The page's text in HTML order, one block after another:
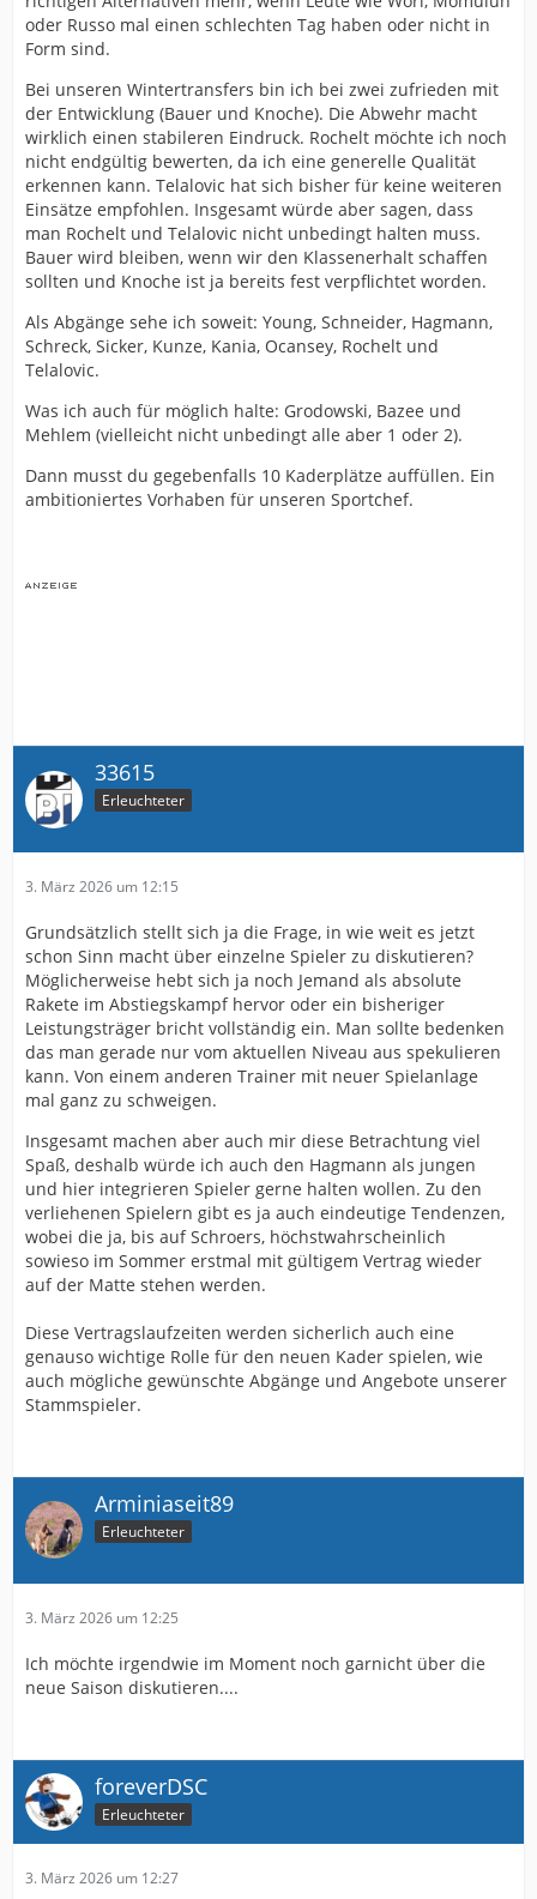
oder Russo mal einen schlechten Tag haben oder nicht in
Form sind.
Bei unseren Wintertransfers bin ich bei zwei zufrieden mit
der Entwicklung (Bauer und Knoche). Die Abwehr macht
wirklich einen stabileren Eindruck. Rochelt möchte ich noch
nicht endgültig bewerten, da ich eine generelle Qualität
erkennen kann. Telalovic hat sich bisher für keine weiteren
Einsätze empfohlen. Insgesamt würde aber sagen, dass
man Rochelt und Telalovic nicht unbedingt halten muss.
Bauer wird bleiben, wenn wir den Klassenerhalt schaffen
sollten und Knoche ist ja bereits fest verpflichtet worden.
Als Abgänge sehe ich soweit: Young, Schneider, Hagmann,
Schreck, Sicker, Kunze, Kania, Ocansey, Rochelt und
Telalovic.
Was ich auch für möglich halte: Grodowski, Bazee und
Mehlem (vielleicht nicht unbedingt alle aber 1 oder 2).
Dann musst du gegebenfalls 10 Kaderplätze auffüllen. Ein
ambitioniertes Vorhaben für unseren Sportchef.
33615
Erleuchteter
3. März 2026 um 12:15
Grundsätzlich stellt sich ja die Frage, in wie weit es jetzt
schon Sinn macht über einzelne Spieler zu diskutieren?
Möglicherweise hebt sich ja noch Jemand als absolute
Rakete im Abstiegskampf hervor oder ein bisheriger
Leistungsträger bricht vollständig ein. Man sollte bedenken
das man gerade nur vom aktuellen Niveau aus spekulieren
kann. Von einem anderen Trainer mit neuer Spielanlage
mal ganz zu schweigen.
Insgesamt machen aber auch mir diese Betrachtung viel
Spaß, deshalb würde ich auch den Hagmann als jungen
und hier integrieren Spieler gerne halten wollen. Zu den
verliehenen Spielern gibt es ja auch eindeutige Tendenzen,
wobei die ja, bis auf Schroers, höchstwahrscheinlich
sowieso im Sommer erstmal mit gültigem Vertrag wieder
auf der Matte stehen werden.
Diese Vertragslaufzeiten werden sicherlich auch eine
genauso wichtige Rolle für den neuen Kader spielen, wie
auch mögliche gewünschte Abgänge und Angebote unserer
Stammspieler.
Arminiaseit89
Erleuchteter
3. März 2026 um 12:25
Ich möchte irgendwie im Moment noch garnicht über die
neue Saison diskutieren....
foreverDSC
Erleuchteter
3. März 2026 um 12:27